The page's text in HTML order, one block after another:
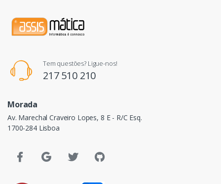
Tem questões? Ligue-nos!
217 510 210
Morada
Av. Marechal Craveiro Lopes, 8 E - R/C Esq.
1700-284 Lisboa